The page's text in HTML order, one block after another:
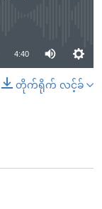
4:40
တိုက်ရိုက် လင့်ခ်